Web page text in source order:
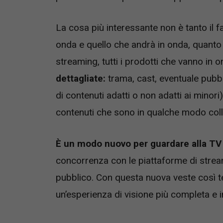
La cosa più interessante non è tanto il
onda e quello che andrà in onda,
streaming, tutti i prodotti che vanno in
dettagliate: trama, cast, eventuale
di contenuti adatti o non adatti ai
contenuti che sono in qualche modo
È un modo nuovo per guardare alla TV
concorrenza con le piattaforme di
pubblico. Con questa nuova veste così
un’esperienza di visione più completa e